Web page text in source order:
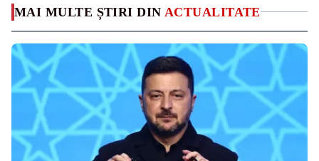
MAI MULTE ȘTIRI DIN ACTUALITATE